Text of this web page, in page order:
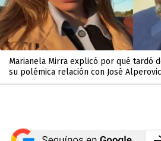
Marianela Mirra explicó por qué tardó
su polémica relación con José